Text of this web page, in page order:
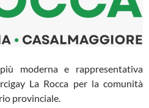
moderna e rappresentativa
La Rocca per la comunità
provinciale.